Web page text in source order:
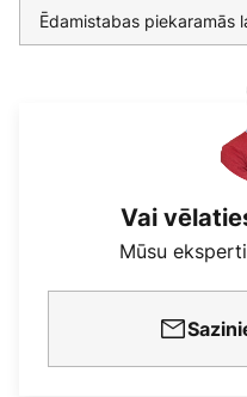
Ēdamistabas piekaramās
Vai
Mūsu